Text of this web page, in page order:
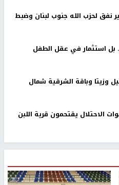
نفق لحزب الله جنوب لبنان وضبط
بل استثمار في عقل الطفل
وزيتا وباقة الشرقية شمال
الاحتلال يقتحمون قرية اللبن